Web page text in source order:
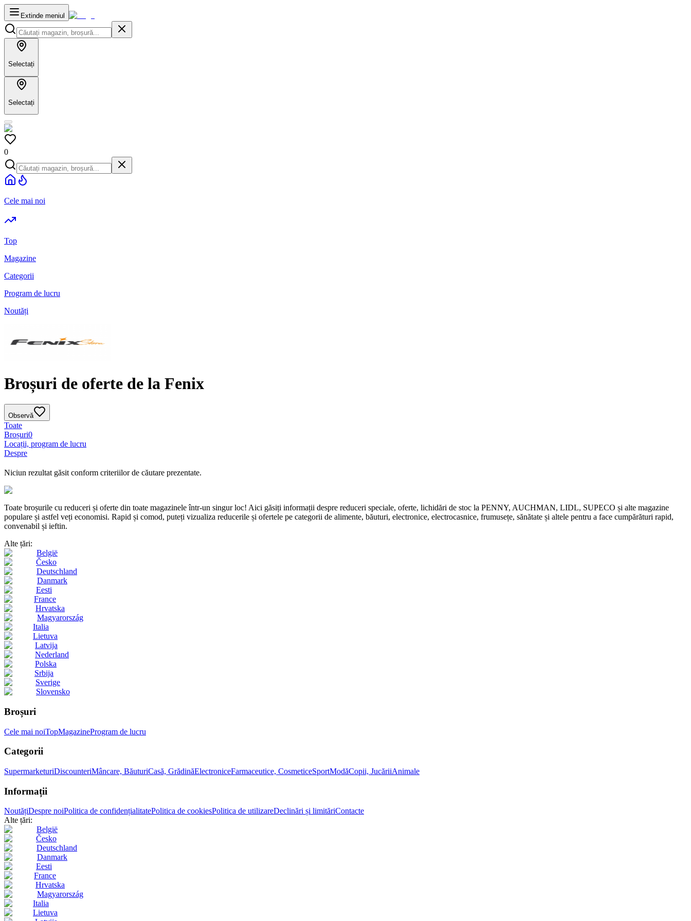
Extinde meniul
Selectați
Selectați
0
Cele mai noi
Top
Magazine
Categorii
Program de lucru
Noutăți
Broșuri de oferte de la Fenix
Observă
Toate
Broșuri0
Locații, program de lucru
Despre
Niciun rezultat găsit conform criteriilor de căutare prezentate.
Toate broșurile cu reduceri și oferte din toate magazinele într-un singur loc! Aici găsiți informații despre reduceri speciale, oferte, lichidări de stoc la PENNY, AUCHMAN, LIDL, SUPECO și alte magazine
populare și astfel veți economisi. Rapid și comod, puteți vizualiza reducerile și ofertele pe categorii de alimente, băuturi, electronice, electrocasnice, frumusețe, sănătate și altele pentru a face cumpărături rapid,
convenabil și ieftin.
Alte țări:
België
Česko
Deutschland
Danmark
Eesti
France
Hrvatska
Magyarország
Italia
Lietuva
Latvija
Nederland
Polska
Srbija
Sverige
Slovensko
Broșuri
Cele mai noiTopMagazineProgram de lucru
Categorii
SupermarketuriDiscounteriMâncare, BăuturiCasă, GrădinăElectroniceFarmaceutice, CosmeticeSportModăCopii, JucăriiAnimale
Informații
NoutățiDespre noiPolitica de confidențialitatePolitica de cookiesPolitica de utilizareDeclinări și limităriContacte
Alte țări:
België
Česko
Deutschland
Danmark
Eesti
France
Hrvatska
Magyarország
Italia
Lietuva